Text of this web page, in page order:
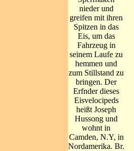
nieder und
greifen mit ihren
Spitzen in das
Eis, um das
Fahrzeug in
seinem Laufe zu
hemmen und
zum Stillstand zu
bringen. Der
Erfnder dieses
Eisvelocipeds
heißt Joseph
Hussong und
wohnt in
Camden, N.Y, in
Nordamerika. Br.